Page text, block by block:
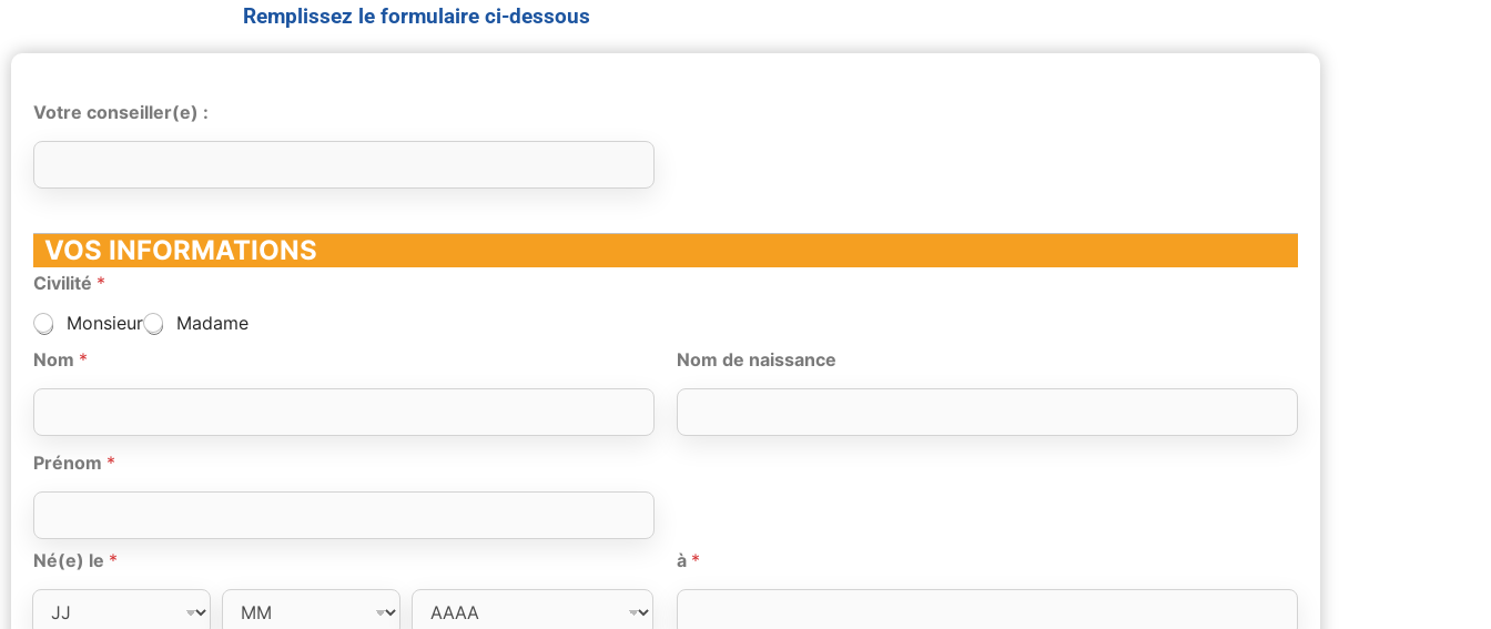
Remplissez le formulaire ci-dessous
Votre conseiller(e) :
VOS INFORMATIONS
Civilité *
Monsieur
Madame
Nom *
Prénom *
Nom de naissance
Né(e) le * à *